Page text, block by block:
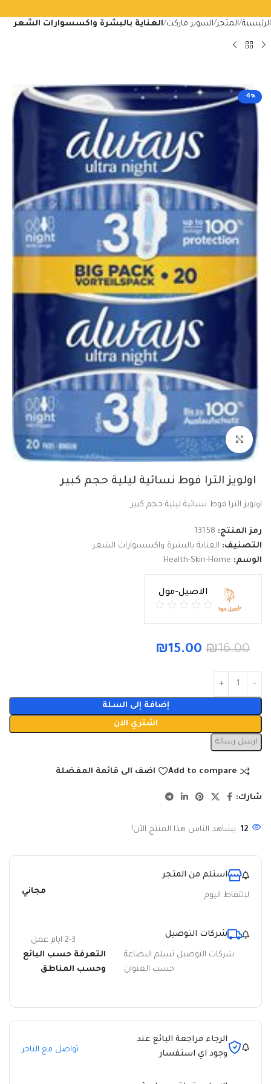
الرئيسية المتجر السوبر ماركت العناية بالبشرة واكسسوارات الشعر
-6%
Click to enlarge
اولويز الترا فوط نسائية ليلية حجم كبير
اولويز الترا فوط نسائية ليلية حجم كبير
رمز المنتج: 13158
التصنيف: العناية بالبشرة واكسسوارات الشعر
الوسم: Health-Skin-Home
الاصيل-مول
₪16.00
₪15.00
إضافة إلى السلة
اشتري الان
ارسل رسالة
Add to compare اضف الى قائمة المفضلة
شارك:
12 يشاهد الناس هذا المنتج الآن!
استلم من المتجر
لالتقاط اليوم مجاني
شركات التوصيل
شركات التوصيل تسلم البضاعة
حسب العنوان
2-3 ايام عمل
التعرفة حسب البائع
وحسب المناطق
الرجاء مراجعة البائع عند
وجود اي استفسار
تواصل مع التاجر